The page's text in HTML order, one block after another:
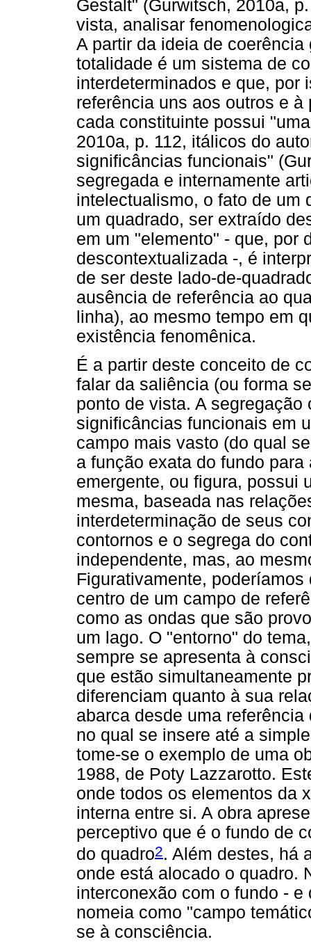
Gestalt" (Gurwitsch, 2010a,
vista, analisar
A partir da ideia de
totalidade é um sistema de
interdeterminados e que, por
referência uns aos outros e
cada constituinte possui
2010a, p. 112, itálicos do
significâncias funcionais"
segregada e internamente
intelectualismo, o fato de um
um quadrado, ser extraído
em um "elemento" - que, por
descontextualizada -, é
de ser deste lado-de-
ausência de referência ao
linha), ao mesmo tempo em
existência fenomênica.
É a partir deste conceito de
falar da saliência (ou forma
ponto de vista. A
significâncias funcionais em
campo mais vasto (do qual
a função exata do fundo
emergente, ou figura, possui
mesma, baseada nas
interdeterminação de seus
contornos e o segrega do
independente, mas, ao
Figurativamente,
centro de um campo de
como as ondas que são
um lago. O "entorno" do
sempre se apresenta à
que estão simultaneamente
diferenciam quanto à sua
abarca desde uma
no qual se insere até a
tome-se o exemplo de uma
1988, de Poty Lazzarotto.
onde todos os elementos da
interna entre si. A obra
perceptivo que é o fundo de
do quadro2. Além destes, há
onde está alocado o quadro.
interconexão com o fundo -
nomeia como "campo
se à consciência.